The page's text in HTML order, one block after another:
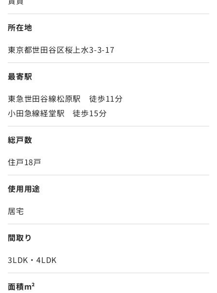
所在地
東京都世田谷区桜上水3-3-17
最寄駅
東急世田谷線松原駅 徒歩11分
小田急線経堂駅 徒歩15分
総戸数
住戸18戸
使用用途
居宅
間取り
3LDK・4LDK
面積m²